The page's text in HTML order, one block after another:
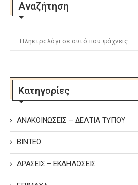
Αναζήτηση
Κατηγορίες
ΑΝΑΚΟΙΝΩΣΕΙΣ – ΔΕΛΤΙΑ ΤΥΠΟΥ
ΒΙΝΤΕΟ
ΔΡΑΣΕΙΣ – ΕΚΔΗΛΩΣΕΙΣ